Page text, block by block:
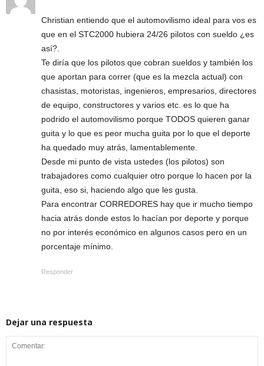
Christian entiendo que el automovilismo ideal para vos es
que en el STC2000 hubiera 24/26 pilotos con sueldo ¿es
así?.
Te diría que los pilotos que cobran sueldos y también los
que aportan para correr (que es la mezcla actual) con
chasistas, motoristas, ingenieros, empresarios, directores
de equipo, constructores y varios etc. es lo que ha
podrido el automovilismo porque TODOS quieren ganar
guita y lo que es peor mucha guita por lo que el deporte
ha quedado muy atrás, lamentablemente.
Desde mi punto de vista ustedes (los pilotos) son
trabajadores como cualquier otro porque lo hacen por la
guita, eso si, haciendo algo que les gusta.
Para encontrar CORREDORES hay que ir mucho tiempo
hacia atrás donde estos lo hacían por deporte y porque
no por interés económico en algunos casos pero en un
porcentaje mínimo.
Responder
Dejar una respuesta